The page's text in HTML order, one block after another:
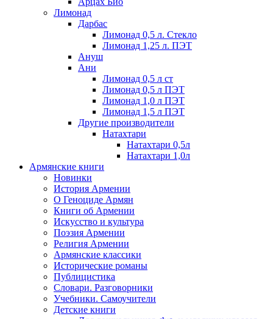
Лимонад
Дарбас
Лимонад 0,5 л. Стекло
Лимонад 1,25 л. ПЭТ
Ануш
Ани
Лимонад 0,5 л ст
Лимонад 0,5 л ПЭТ
Лимонад 1,0 л ПЭТ
Лимонад 1,5 л ПЭТ
Другие производители
Натахтари
Натахтари 0,5л
Натахтари 1,0л
Армянские книги
Новинки
История Армении
О Геноциде Армян
Книги об Армении
Иcкусство и культура
Поэзия Армении
Религия Армении
Армянские классики
Исторические романы
Публицистика
Словари. Разговорники
Учебники. Самоучители
Детские книги